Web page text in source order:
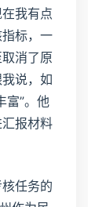
我有点
标，一
消了原
说，如
富”。他
报材料
任务的